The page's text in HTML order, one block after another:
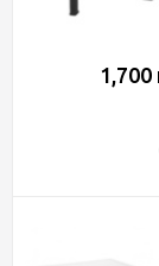
1,700